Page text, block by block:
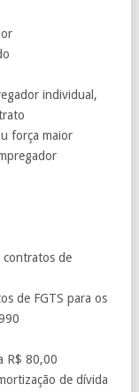
individual,
força maior
contratos de
de FGTS para os
R$ 80,00
de dívida